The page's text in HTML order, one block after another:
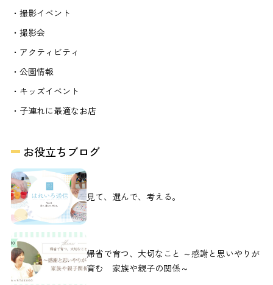
・撮影イベント
・撮影会
・アクティビティ
・公園情報
・キッズイベント
・子連れに最適なお店
お役立ちブログ
見て、選んで、考える。
帰省で育つ、大切なこと ～感謝と思いやりが
育む 家族や親子の関係～